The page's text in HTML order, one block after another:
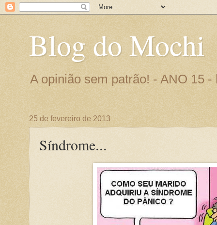
Blog do Mochi
A opinião sem patrão! - ANO 15
25 de fevereiro de 2013
Síndrome...